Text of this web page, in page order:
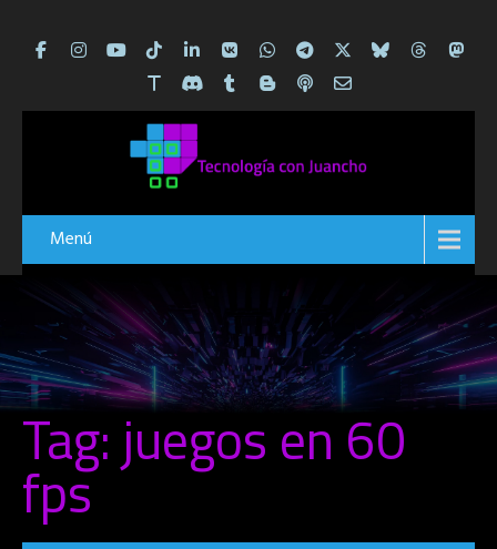
Menú
Tag: juegos en 60
fps